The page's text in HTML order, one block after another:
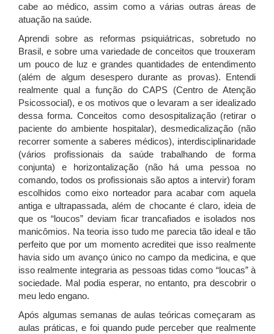
cabe ao médico, assim como a várias outras áreas de
atuação na saúde.
Aprendi sobre as reformas psiquiátricas, sobretudo no
Brasil, e sobre uma variedade de conceitos que trouxeram
um pouco de luz e grandes quantidades de entendimento
(além de algum desespero durante as provas). Entendi
realmente qual a função do CAPS (Centro de Atenção
Psicossocial), e os motivos que o levaram a ser idealizado
dessa forma. Conceitos como desospitalização (retirar o
paciente do ambiente hospitalar), desmedicalização (não
recorrer somente a saberes médicos), interdisciplinaridade
(vários profissionais da saúde trabalhando de forma
conjunta) e horizontalização (não há uma pessoa no
comando, todos os profissionais são aptos a intervir) foram
escolhidos como eixo norteador para acabar com aquela
antiga e ultrapassada, além de chocante é claro, ideia de
que os “loucos” deviam ficar trancafiados e isolados nos
manicômios. Na teoria isso tudo me parecia tão ideal e tão
perfeito que por um momento acreditei que isso realmente
havia sido um avanço único no campo da medicina, e que
isso realmente integraria as pessoas tidas como “loucas” à
sociedade. Mal podia esperar, no entanto, pra descobrir o
meu ledo engano.
Após algumas semanas de aulas teóricas começaram as
aulas práticas, e foi quando pude perceber que realmente